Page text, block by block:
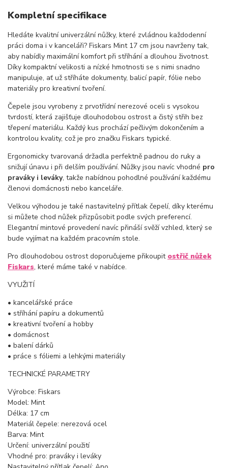
Kompletní specifikace
Hledáte kvalitní univerzální nůžky, které zvládnou každodenní
práci doma i v kanceláři? Fiskars Mint 17 cm jsou navrženy tak,
aby nabídly maximální komfort při stříhání a dlouhou životnost.
Díky kompaktní velikosti a nízké hmotnosti se s nimi snadno
manipuluje, ať už stříháte dokumenty, balicí papír, fólie nebo
materiály pro kreativní tvoření.
Čepele jsou vyrobeny z prvotřídní nerezové oceli s vysokou
tvrdostí, která zajišťuje dlouhodobou ostrost a čistý střih bez
třepení materiálu. Každý kus prochází pečlivým dokončením a
kontrolou kvality, což je pro značku Fiskars typické.
Ergonomicky tvarovaná držadla perfektně padnou do ruky a
snižují únavu i při delším používání. Nůžky jsou navíc vhodné pro
praváky i leváky, takže nabídnou pohodlné používání každému
členovi domácnosti nebo kanceláře.
Velkou výhodou je také nastavitelný přítlak čepelí, díky kterému
si můžete chod nůžek přizpůsobit podle svých preferencí.
Elegantní mintové provedení navíc přináší svěží vzhled, který se
bude vyjímat na každém pracovním stole.
Pro dlouhodobou ostrost doporučujeme přikoupit ostřič nůžek
Fiskars, které máme také v nabídce.
VYUŽITÍ
• kancelářské práce
• stříhání papíru a dokumentů
• kreativní tvoření a hobby
• domácnost
• balení dárků
• práce s fóliemi a lehkými materiály
TECHNICKÉ PARAMETRY
Výrobce: Fiskars
Model: Mint
Délka: 17 cm
Materiál čepele: nerezová ocel
Barva: Mint
Určení: univerzální použití
Vhodné pro: praváky i leváky